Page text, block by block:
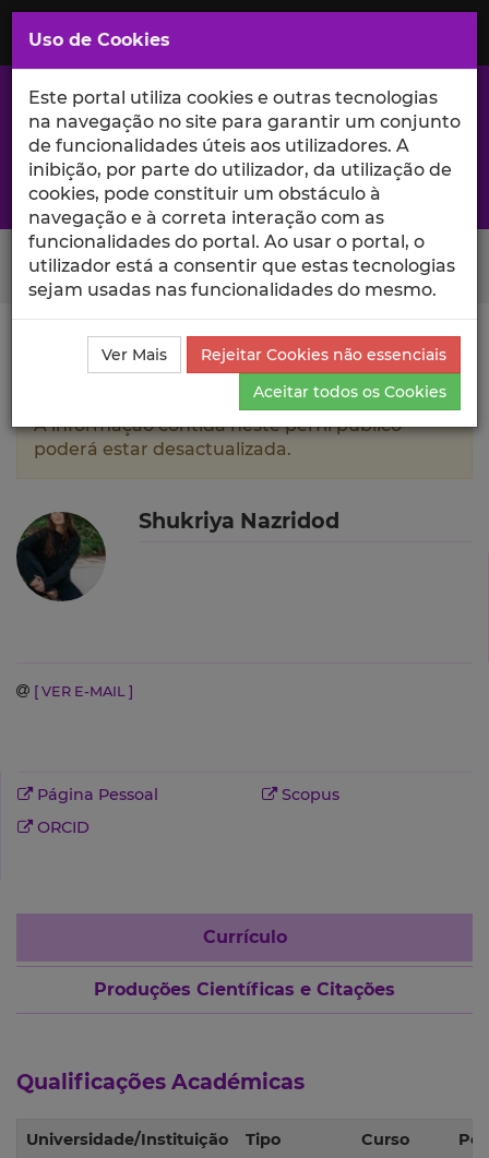
Saltar
para
Conteúdo
Principal
A excelência da investigação e ciência no Iscte
Search Button
Ciência_Iscte Autores
Shukriya Nazridod
Currículo
A informação contida neste perfil público
poderá estar desactualizada.
Shukriya Nazridod
[ VER E-MAIL ]
Página Pessoal
Scopus
ORCID
Currículo
Produções Científicas e Citações
Qualificações Académicas
Universidade/Instituição Tipo Curso
Uso de Cookies
Este portal utiliza cookies e outras tecnologias
na navegação no site para garantir um conjunto
de funcionalidades úteis aos utilizadores. A
inibição, por parte do utilizador, da utilização de
cookies, pode constituir um obstáculo à
navegação e à correta interação com as
funcionalidades do portal. Ao usar o portal, o
utilizador está a consentir que estas tecnologias
sejam usadas nas funcionalidades do mesmo.
Ver Mais
Rejeitar Cookies não essenciais
Aceitar todos os Cookies